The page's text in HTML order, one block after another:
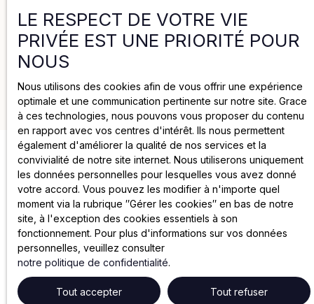
Mentions légales
2025 par Groupe Joya
LE RESPECT DE VOTRE VIE
PRIVÉE EST UNE PRIORITÉ POUR
NOUS
Nous utilisons des cookies afin de vous offrir une expérience
optimale et une communication pertinente sur notre site. Grace
à ces technologies, nous pouvons vous proposer du contenu
en rapport avec vos centres d'intérêt. Ils nous permettent
également d'améliorer la qualité de nos services et la
convivialité de notre site internet. Nous utiliserons uniquement
les données personnelles pour lesquelles vous avez donné
votre accord. Vous pouvez les modifier à n'importe quel
moment via la rubrique ″Gérer les cookies″ en bas de notre
site, à l'exception des cookies essentiels à son
fonctionnement. Pour plus d'informations sur vos données
personnelles, veuillez consulter
notre politique de confidentialité.
Tout accepter Tout refuser